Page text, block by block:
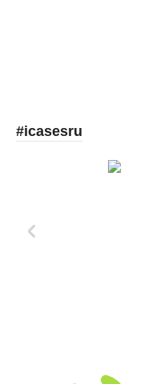
#icasesru